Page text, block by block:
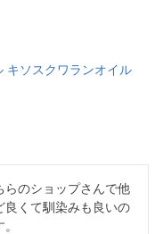
キソスクワランオイル
らのショップさんで他
良くて馴染みも良いの